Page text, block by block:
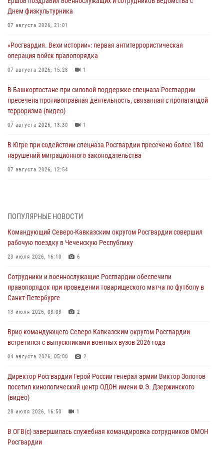
Днем физкультурника
07 августа 2026, 21:01
«Росгвардия. Вехи истории»: первая антитеррористическая
операция войск правопорядка
07 августа 2026, 15:28 1
В Башкортостане при силовой поддержке спецназа Росгвардии
пресечена противоправная деятельность, связанная с пропагандой
терроризма (видео)
07 августа 2026, 13:30 1
В Югре при содействии спецназа Росгвардии пресечено более 180
нарушений миграционного законодательства
07 августа 2026, 12:54
Росгвардии (видео)
07 августа 2026, 12:20
ветераны военной контрразведки почтили память Николая
Кузнецова
07 августа 2026, 12:00
выпуска «Легенды армии с Александром Маршалом»
07 августа 2026, 12:00
Смольного собора в Санкт-Петербурге (видео)
3 1
ПОПУЛЯРНЫЕ НОВОСТИ
Командующий Северо-Кавказским округом Росгвардии совершил
рабочую поездку в Чеченскую Республику
23 июля 2026, 16:10 6
Сотрудники и военнослужащие Росгвардии обеспечили
правопорядок при проведении товарищеского матча по футболу в
Санкт-Петербурге
13 июля 2026, 08:08 2
Врио командующего Северо-Кавказским округом Росгвардии
встретился с выпускниками военных вузов 2026 года
04 августа 2026, 05:00 2
Директор Росгвардии Герой России генерал армии Виктор Золотов
посетил кинологический центр ОДОН имени Ф.Э. Дзержинского
(видео)
28 июля 2026, 16:50 1
В ОГВ(с) завершилась служебная командировка сотрудников ОМОН
Росгвардии